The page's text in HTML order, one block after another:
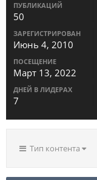
ПУБЛИКАЦИЙ
50
ЗАРЕГИСТРИРОВАН
Июнь 4, 2010
ПОСЕЩЕНИЕ
Март 13, 2022
ДНЕЙ В ЛИДЕРАХ
7
Тип контента